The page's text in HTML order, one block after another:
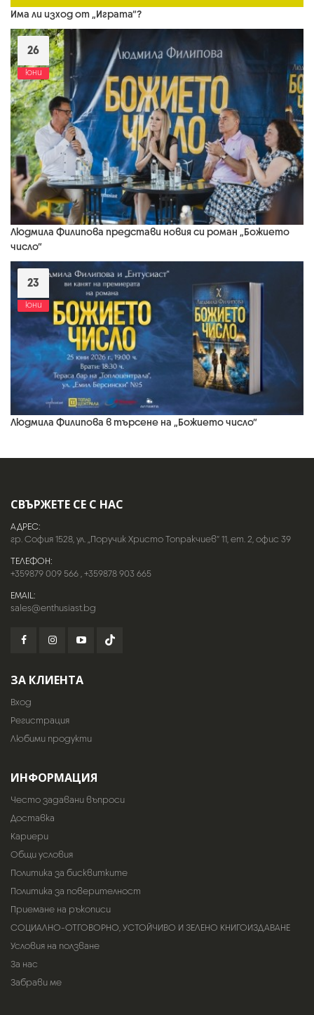
Има ли изход от „Играта“?
26
юни
Людмила Филипова представи новия си роман „Божието
число“
23
юни
Людмила Филипова в търсене на „Божието число“
СВЪРЖЕТЕ СЕ С НАС
АДРЕС:
гр. София 1528, ул. „Поручик Христо Топракчиев“ 11, ет. 2, офис 39
ТЕЛЕФОН:
+359879 009 566,+359878 903 665
EMAIL:
sales@enthusiast.bg
ЗА КЛИЕНТА
Вход
Регистрация
Любими продукти
ИНФОРМАЦИЯ
Често задавани въпроси
Доставка
Кариери
Общи условия
Политика за бисквитките
Политика за поверителност
Приемане на ръкописи
СОЦИАЛНО-ОТГОВОРНО, УСТОЙЧИВО И ЗЕЛЕНО КНИГОИЗДАВАНЕ
Условия на ползване
За нас
Забрави ме